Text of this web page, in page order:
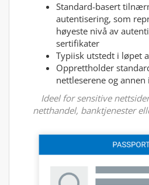
Standard-basert
autentisering, som
høyeste nivå av
sertifikater
Typiisk utstedt i løpet
Opprettholder
nettleserene og
Ideel for sensitive
netthandel, banktjenester